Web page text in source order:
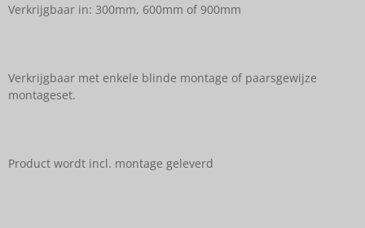
Verkrijgbaar in: 300mm, 600mm of 900mm
Verkrijgbaar met enkele blinde montage of paarsgewijze
montageset.
Product wordt incl. montage geleverd